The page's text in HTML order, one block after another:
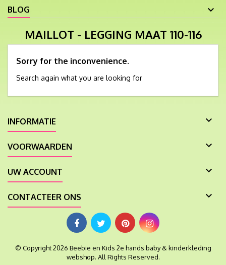
BLOG
MAILLOT - LEGGING MAAT 110-116
Sorry for the inconvenience.
Search again what you are looking for
INFORMATIE 
VOORWAARDEN 
UW ACCOUNT 
CONTACTEER ONS 
© Copyright 2026 Beebie en Kids 2e hands baby & kinderkleding
webshop. All Rights Reserved.